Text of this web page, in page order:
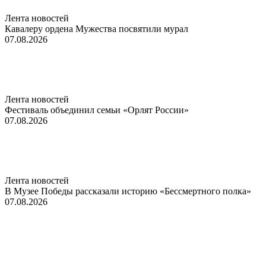
Лента новостей
Кавалеру ордена Мужества посвятили мурал
07.08.2026
Лента новостей
Фестиваль объединил семьи «Орлят России»
07.08.2026
Лента новостей
В Музее Победы рассказали историю «Бессмертного полка»
07.08.2026